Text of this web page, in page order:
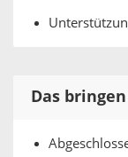
Das